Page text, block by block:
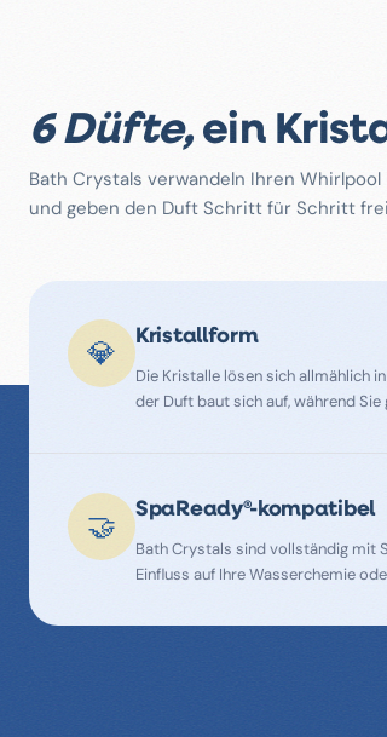
6 Düfte,ein
Bath Crystals verwandeln Ihren
und geben den Duft Schritt für Schritt
💎 Kristallform
Die Kristalle lösen sich allmählich
der Duft baut sich auf, während
🤝 SpaReady®-kompatibel
Bath Crystals sind vollständig mit
Einfluss auf Ihre Wasserchemie